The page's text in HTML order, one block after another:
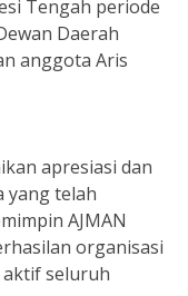
Tengah periode
Daerah
anggota Aris
apresiasi dan
yang telah
AJMAN
organisasi
seluruh